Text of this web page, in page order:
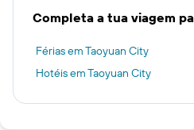
Completa a tua viagem
Férias em Taoyuan City
Hotéis em Taoyuan City